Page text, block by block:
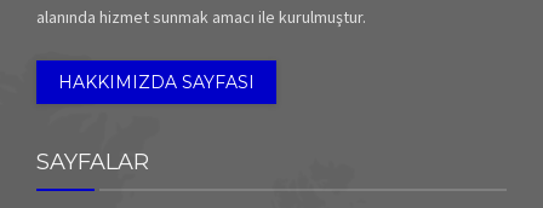
alanında hizmet sunmak amacı ile kurulmuştur.
HAKKIMIZDA SAYFASI
SAYFALAR